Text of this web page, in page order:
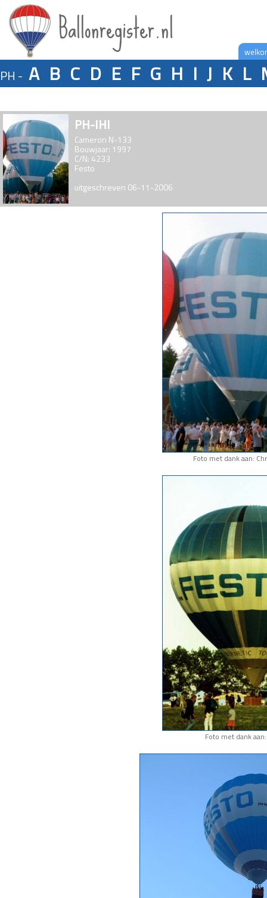
Ballonregister.nl
PH - A B C D E F G H I J K L
PH-IHI
Cameron N-133
Bouwjaar: 1997
C/N: 4233
Festo
uitgeschreven 06-11-2006
Foto met dank aan:
Foto met dank